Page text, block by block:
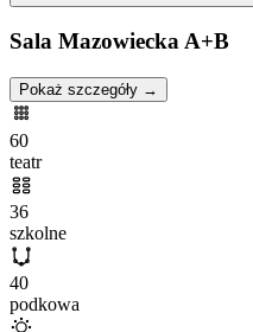
Sala Mazowiecka A+B
Pokaż szczegóły →
60
teatr
36
szkolne
40
podkowa